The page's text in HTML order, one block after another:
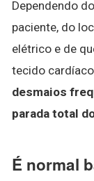
Dependendo
paciente, do
elétrico e de
tecido
desmaios
parada total
É normal